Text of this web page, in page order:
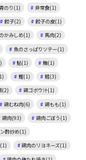
青のり(1)
非常食(1)
餃子(2)
餃子の皮(1)
かみしめ(1)
馬肉(2)
魚のさっぱりソテー(1)
鮎(1)
鮪(1)
鰹(1)
鱈(3)
(2)
鶏ゴボウ汁(1)
鶏むね肉(6)
鶏もも(1)
鶏肉(93)
鶏肉ごぼう(1)
酢炒め(1)
鶏肉のリヨネーズ(1)